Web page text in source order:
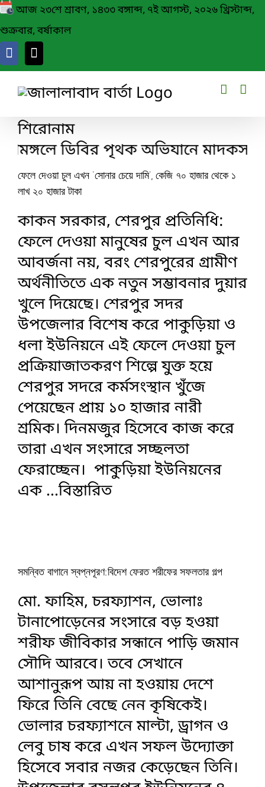
Skip
to
content
আজ ২৩শে শ্রাবণ, ১৪৩৩ বঙ্গাব্দ, ৭ই আগস্ট, ২০২৬ খ্রিস্টাব্দ,
শুক্রবার, বর্ষাকাল
শিরোনাম
ডিবির পৃথক অভিযানে মাদকসহ ৩
ফেলে দেওয়া চুল এখন ‘সোনার চেয়ে দামি’, কেজি ৭০ হাজার থেকে ১
লাখ ২০ হাজার টাকা
কাকন সরকার, শেরপুর প্রতিনিধি:
ফেলে দেওয়া মানুষের চুল এখন আর
আবর্জনা নয়, বরং শেরপুরের গ্রামীণ
অর্থনীতিতে এক নতুন সম্ভাবনার দুয়ার
খুলে দিয়েছে। শেরপুর সদর
উপজেলার বিশেষ করে পাকুড়িয়া ও
ধলা ইউনিয়নে এই ফেলে দেওয়া চুল
প্রক্রিয়াজাতকরণ শিল্পে যুক্ত হয়ে
শেরপুর সদরে কর্মসংস্থান খুঁজে
পেয়েছেন প্রায় ১০ হাজার নারী
শ্রমিক। দিনমজুর হিসেবে কাজ করে
তারা এখন সংসারে সচ্ছলতা
ফেরাচ্ছেন। পাকুড়িয়া ইউনিয়নের
এক ...বিস্তারিত
সমন্বিত বাগানে স্বপ্নপূরণ:বিদেশ ফেরত শরীফের সফলতার গল্প
মো. ফাহিম, চরফ্যাশন, ভোলাঃ
টানাপোড়েনের সংসারে বড় হওয়া
শরীফ জীবিকার সন্ধানে পাড়ি জমান
সৌদি আরবে। তবে সেখানে
আশানুরূপ আয় না হওয়ায় দেশে
ফিরে তিনি বেছে নেন কৃষিকেই।
ভোলার চরফ্যাশনে মাল্টা, ড্রাগন ও
লেবু চাষ করে এখন সফল উদ্যোক্তা
হিসেবে সবার নজর কেড়েছেন তিনি।